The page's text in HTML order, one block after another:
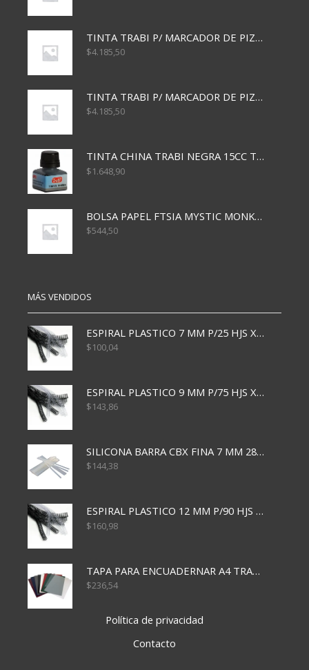
TINTA TRABI P/ MARCADOR DE PIZARRA x30ml AZUL
$4.185,50
TINTA TRABI P/ MARCADOR DE PIZARRA x30ml ROJO
$4.185,50
TINTA CHINA TRABI NEGRA 15CC TR3460
$1.648,90
BOLSA PAPEL FTSIA MYSTIC MONKEY 14/08/20
$544,50
MÁS VENDIDOS
ESPIRAL PLASTICO 7 MM P/25 HJS X50x3000
$100,04
ESPIRAL PLASTICO 9 MM P/75 HJS X50X2400
$143,86
SILICONA BARRA CBX FINA 7 MM 28 CM
$144,38
ESPIRAL PLASTICO 12 MM P/90 HJS X50X1500
$160,98
TAPA PARA ENCUADERNAR A4 TRANSP x50x500
$236,54
Política de privacidad
Contacto